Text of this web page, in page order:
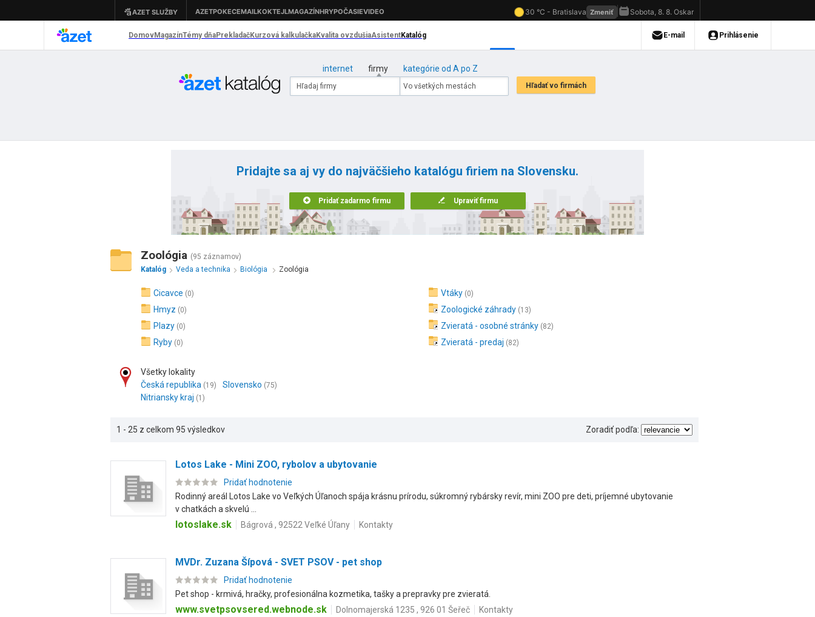
internet firmy kategórie od A po Z
Pridajte sa aj vy do najväčšieho katalógu firiem na Slovensku.
Pridať zadarmo firmu Upraviť firmu
Zoológia (95 záznamov)
Katalóg
Veda a technika Biológia Zoológia
Cicavce (0)
Hmyz (0)
Plazy (0)
Ryby (0)
Vtáky (0)
Zoologické záhrady (13)
Zvieratá - osobné stránky (82)
Zvieratá - predaj (82)
Všetky lokality
Česká republika (19) Slovensko (75)
Nitriansky kraj (1)
1 - 25 z celkom 95 výsledkov Zoradiť podľa:
Lotos Lake - Mini ZOO, rybolov a ubytovanie
Pridať hodnotenie
Rodinný areál Lotos Lake vo Veľkých Úľanoch spája krásnu prírodu, súkromný rybársky revír, mini ZOO pre deti, príjemné ubytovanie
v chatkách a skvelú ...
lotoslake.sk Bágrová , 92522 Veľké Úľany Kontakty
MVDr. Zuzana Šípová - SVET PSOV - pet shop
Pridať hodnotenie
Pet shop - krmivá, hračky, profesionálna kozmetika, tašky a prepravky pre zvieratá.
www.svetpsovsered.webnode.sk Dolnomajerská 1235 , 926 01 Šeřeč Kontakty